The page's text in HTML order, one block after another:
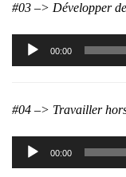
#03 –> Développer
Lecteur
audio
00:00
#04 –> Travailler
Lecteur
audio
00:00